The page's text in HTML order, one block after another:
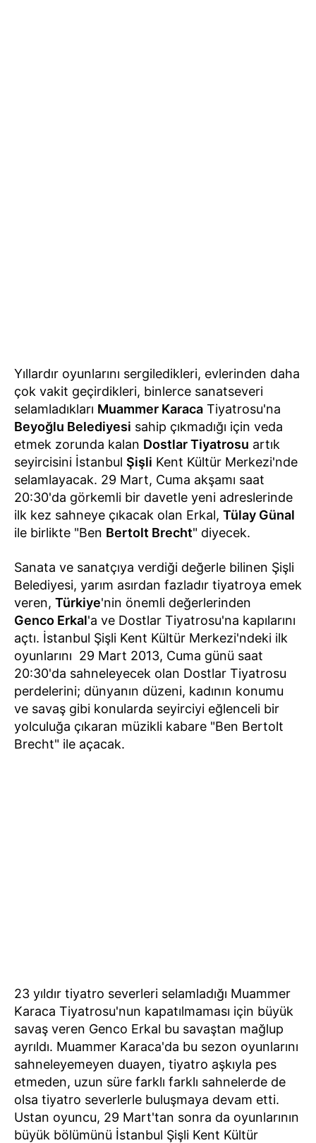
Yıllardır oyunlarını sergiledikleri, evlerinden daha
çok vakit geçirdikleri, binlerce sanatseveri
selamladıkları Muammer Karaca Tiyatrosu'na
Beyoğlu Belediyesi sahip çıkmadığı için veda
etmek zorunda kalan Dostlar Tiyatrosu artık
seyircisini İstanbul Şişli Kent Kültür Merkezi'nde
selamlayacak. 29 Mart, Cuma akşamı saat
20:30'da görkemli bir davetle yeni adreslerinde
ilk kez sahneye çıkacak olan Erkal, Tülay Günal
ile birlikte "Ben Bertolt Brecht" diyecek.
Sanata ve sanatçıya verdiği değerle bilinen Şişli
Belediyesi, yarım asırdan fazladır tiyatroya emek
veren, Türkiye'nin önemli değerlerinden
Genco Erkal'a ve Dostlar Tiyatrosu'na kapılarını
açtı. İstanbul Şişli Kent Kültür Merkezi'ndeki ilk
oyunlarını 29 Mart 2013, Cuma günü saat
20:30'da sahneleyecek olan Dostlar Tiyatrosu
perdelerini; dünyanın düzeni, kadının konumu
ve savaş gibi konularda seyirciyi eğlenceli bir
yolculuğa çıkaran müzikli kabare "Ben Bertolt
Brecht" ile açacak.
23 yıldır tiyatro severleri selamladığı Muammer
Karaca Tiyatrosu'nun kapatılmaması için büyük
savaş veren Genco Erkal bu savaştan mağlup
ayrıldı. Muammer Karaca'da bu sezon oyunlarını
sahneleyemeyen duayen, tiyatro aşkıyla pes
etmeden, uzun süre farklı farklı sahnelerde de
olsa tiyatro severlerle buluşmaya devam etti.
Ustan oyuncu, 29 Mart'tan sonra da oyunlarının
büyük bölümünü İstanbul Şişli Kent Kültür